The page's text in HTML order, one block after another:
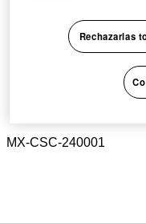
MX-CSC-240001
Rechazarlas